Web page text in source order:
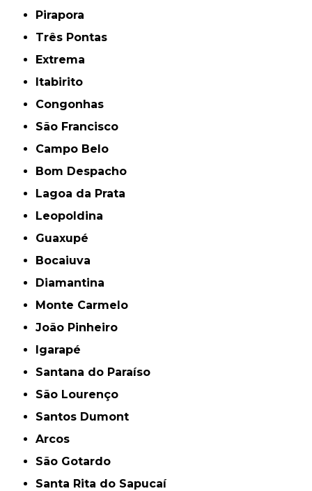
Pirapora
Três Pontas
Extrema
Itabirito
Congonhas
São Francisco
Campo Belo
Bom Despacho
Lagoa da Prata
Leopoldina
Guaxupé
Bocaiuva
Diamantina
Monte Carmelo
João Pinheiro
Igarapé
Santana do Paraíso
São Lourenço
Santos Dumont
Arcos
São Gotardo
Santa Rita do Sapucaí